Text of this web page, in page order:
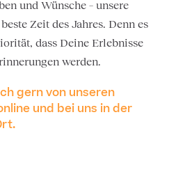
und Wünsche – unsere
Zeit des Jahres. Denn es
dass Deine Erlebnisse
werden.
gern von unseren
und bei uns in der